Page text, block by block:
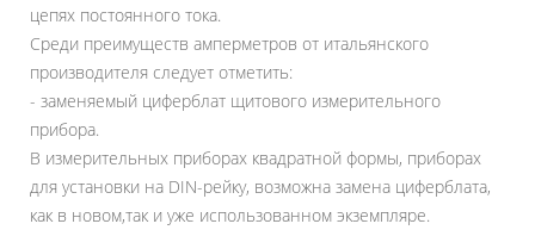
цепях постоянного тока.
Среди преимуществ амперметров от итальянского
производителя следует отметить:
- заменяемый циферблат щитового измерительного
прибора.
В измерительных приборах квадратной формы, приборах
для установки на DIN-рейку, возможна замена циферблата,
как в новом,так и уже использованном экземпляре.